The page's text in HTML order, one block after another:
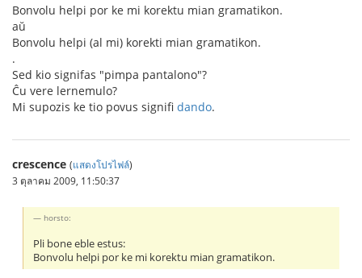
Bonvolu helpi por ke mi korektu mian gramatikon.
aŭ
Bonvolu helpi (al mi) korekti mian gramatikon.
.
Sed kio signifas "pimpa pantalono"?
Ĉu vere lernemulo?
Mi supozis ke tio povus signifi dando.
crescence (แสดงโปรไฟล์)
3 ตุลาคม 2009, 11:50:37
horsto:
Pli bone eble estus:
Bonvolu helpi por ke mi korektu mian gramatikon.